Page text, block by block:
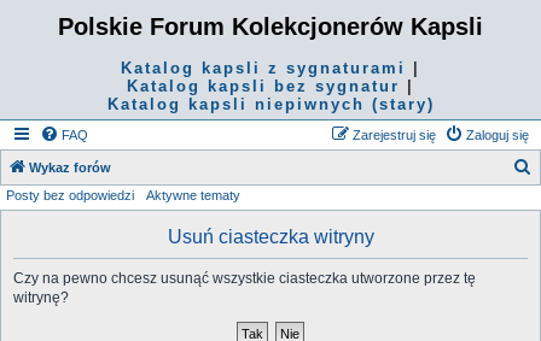
Polskie Forum Kolekcjonerów Kapsli
Katalog kapsli z sygnaturami
Katalog kapsli bez sygnatur
Katalog kapsli niepiwnych (stary)
FAQ Zaloguj się
Zarejestruj się
Wykaz forów
Posty bez odpowiedzi Aktywne tematy
Usuń ciasteczka witryny
Czy na pewno chcesz usunąć wszystkie ciasteczka utworzone przez tę
witrynę?